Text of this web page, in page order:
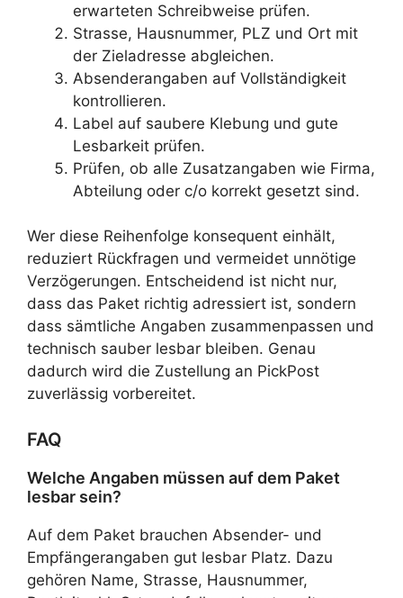
erwarteten Schreibweise prüfen.
Strasse, Hausnummer, PLZ und Ort mit
der Zieladresse abgleichen.
Absenderangaben auf Vollständigkeit
kontrollieren.
Label auf saubere Klebung und gute
Lesbarkeit prüfen.
Prüfen, ob alle Zusatzangaben wie Firma,
Abteilung oder c/o korrekt gesetzt sind.
Wer diese Reihenfolge konsequent einhält,
reduziert Rückfragen und vermeidet unnötige
Verzögerungen. Entscheidend ist nicht nur,
dass das Paket richtig adressiert ist, sondern
dass sämtliche Angaben zusammenpassen und
technisch sauber lesbar bleiben. Genau
dadurch wird die Zustellung an PickPost
zuverlässig vorbereitet.
FAQ
Welche Angaben müssen auf dem Paket
lesbar sein?
Auf dem Paket brauchen Absender- und
Empfängerangaben gut lesbar Platz. Dazu
gehören Name, Strasse, Hausnummer,